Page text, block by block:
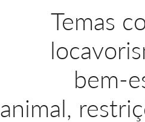
Temas
bem-
animal,